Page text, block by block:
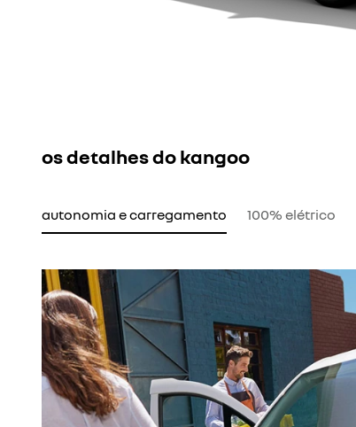
os detalhes do kangoo
autonomia e carregamento 100% elétrico
100% elétrico em casa usando uma
Wallbox para recarga mais rápida. No
nos centros urbanos ou estradas.
localizar e reservar pontos de recarga de